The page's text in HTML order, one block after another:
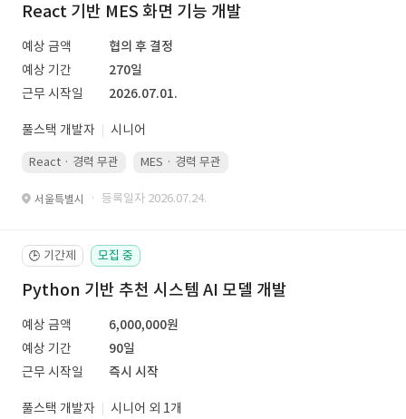
React 기반 MES 화면 기능 개발
예상 금액
협의 후 결정
예상 기간
270일
근무 시작일
2026.07.01.
풀스택 개발자 시니어
React · 경력 무관 MES · 경력 무관
서울특별시 · 등록일자 2026.07.24.
🕒 기간제 모집 중
Python 기반 추천 시스템 AI 모델 개발
예상 금액
6,000,000원
예상 기간
90일
근무 시작일
즉시 시작
풀스택 개발자
시니어 외 1개